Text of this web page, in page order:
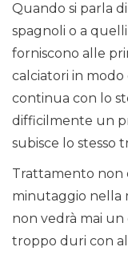
Quando si parla
spagnoli o a
forniscono alle
calciatori in modo
continua con lo
difficilmente un
subisce lo stesso
Trattamento non
minutaggio nella
non vedrà mai un
troppo duri con